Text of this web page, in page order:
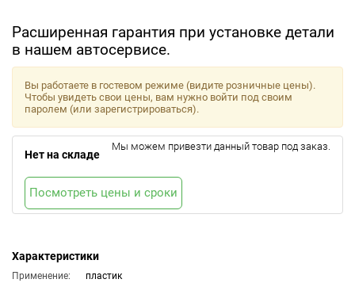
Расширенная гарантия при установке детали
в нашем автосервисе.
Характеристики
Применение:
пластик
Вы работаете в гостевом режиме (видите розничные цены).
Чтобы увидеть свои цены, вам нужно войти под своим
паролем (или зарегистрироваться).
Нет на складе
Мы можем привезти данный товар под заказ.
Посмотреть цены и сроки